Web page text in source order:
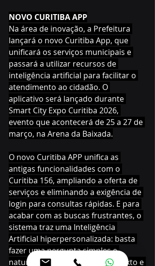
NOVO CURITIBA APP
Na área de inovação, a Prefeitura
lançará o novo Curitiba App, que
unificará os serviços municipais e
passará a utilizar recursos de
inteligência artificial para facilitar o
atendimento ao cidadão. O
aplicativo será lançado durante
Smart City Expo Curitiba 2026,
evento que acontecerá de 25 a 27 de
março, na Arena da Baixada.
O novo Curitiba APP unifica as
antigas funcionalidades com o
Curitiba 156, ampliando a oferta de
serviços e eliminando a exigência de
login para consultas rápidas. E para
acabar com as buscas frustrantes, o
sistema traz uma Inteligência
Artificial hiperpersonalizada: basta
fazer uma pergunta simples e
natural que ela entende o contexto e